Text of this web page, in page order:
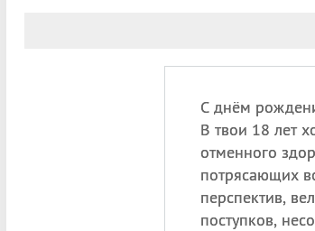
С днём
В твои 18 лет
отменного
потрясающих
перспектив,
поступков,